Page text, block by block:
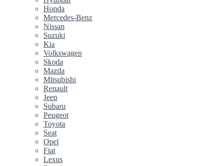
Honda
Mercedes-Benz
Nissan
Suzuki
Kia
Volkswagen
Skoda
Mazda
Mitsubishi
Renault
Jeep
Subaru
Peugeot
Toyota
Seat
Opel
Fiat
Lexus